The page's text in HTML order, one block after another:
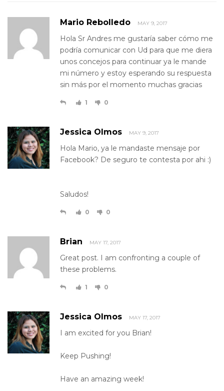
Mario Rebolledo MAY 9, 2017
Hola Sr Andres me gustaría saber cómo me
podría comunicar con Ud para que me diera
unos concejos para continuar ya le mande
mi número y estoy esperando su respuesta
sin más por el momento muchas gracias
1 0
Jessica Olmos MAY 9, 2017
Hola Mario, ya le mandaste mensaje por
Facebook? De seguro te contesta por ahi :)
Saludos!
0 0
Brian MAY 17, 2017
Great post. I am confronting a couple of
these problems.
1 0
Jessica Olmos MAY 17, 2017
I am excited for you Brian!
Keep Pushing!
Have an amazing week!